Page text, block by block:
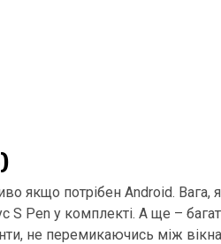
якщо потрібен Android. Вага,
S Pen у комплекті. А ще –
не перемикаючись між